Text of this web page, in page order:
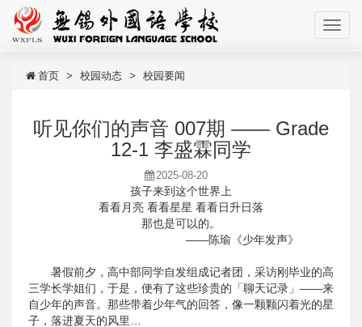
首页 校园动态 校园要闻
听见你们的声音 007期 —— Grade
12-1 李盛霖同学
2025-08-20
孩子来到这个世界上
看看月亮 看看星星 看看日升日落
那也是可以的。
——陈瑜《少年发声》
暑假前夕，高中部同学自发组成记者团，采访刚毕业的高
三学长学姐们，于是，便有了这些珍贵的「聊天记录」——来
自少年的声音。那些带着少年气的回答，像一颗颗闪着光的星
子，落进夏天的风里…